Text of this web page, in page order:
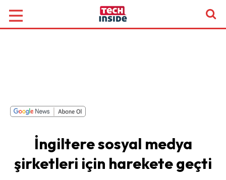
İngiltere sosyal medya
şirketleri için harekete geçti